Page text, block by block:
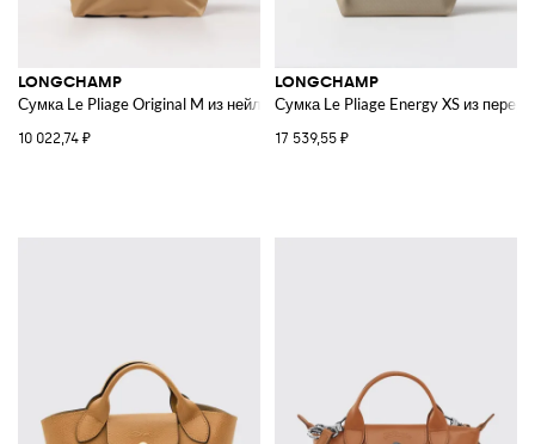
LONGCHAMP
Сумка Le Pliage Original M из нейлона и зернистой кожи
10 022,74 ₽
LONGCHAMP
Сумка Le Pliage Energy XS из
17 539,55 ₽